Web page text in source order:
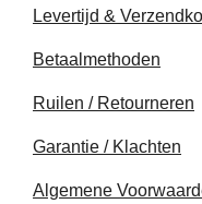
Levertijd &
Betaalmethoden
Ruilen / Retourneren
Garantie / Klachten
Algemene